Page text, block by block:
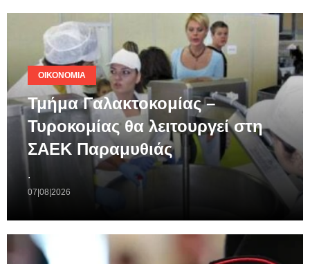
ΟΙΚΟΝΟΜΊΑ
Τμήμα Γαλακτοκομίας –
Τυροκομίας θα λειτουργεί στη
ΣΑΕΚ Παραμυθιάς
.
07|08|2026